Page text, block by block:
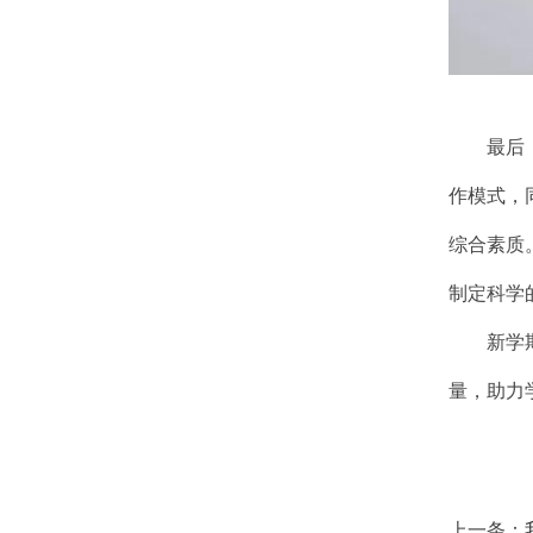
最后
作模式，
综合素质
制定科学
新学
量，助力